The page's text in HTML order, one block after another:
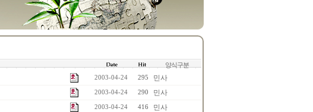
양식구분
2003-04-24 295 민사
2003-04-24 290 민사
2003-04-24 416 민사